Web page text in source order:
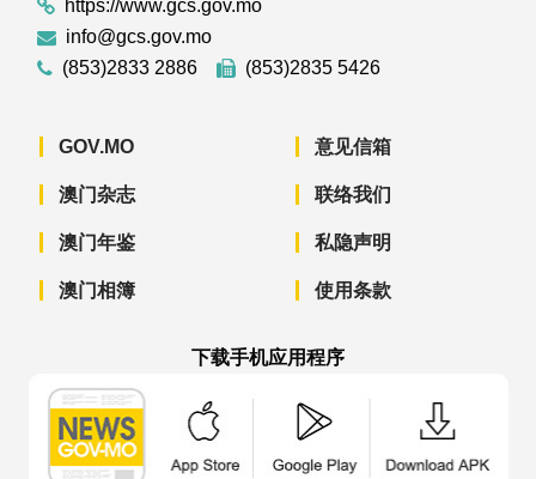
https://www.gcs.gov.mo
info@gcs.gov.mo
(853)2833 2886
(853)2835 5426
GOV.MO
澳门杂志
澳门年鉴
澳门相簿
意见信箱
联络我们
私隐声明
使用条款
下载手机应用程序